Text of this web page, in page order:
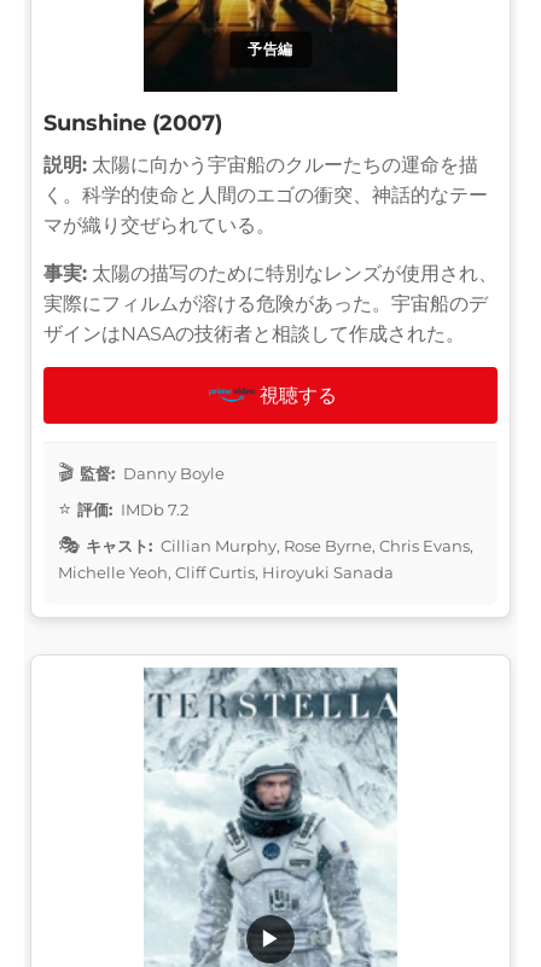
予告編
Sunshine (2007)
説明: 太陽に向かう宇宙船のクルーたちの運命を描
く。科学的使命と人間のエゴの衝突、神話的なテー
マが織り交ぜられている。
事実: 太陽の描写のために特別なレンズが使用され、
実際にフィルムが溶ける危険があった。宇宙船のデ
ザインはNASAの技術者と相談して作成された。
視聴する
監督: Danny Boyle
評価: IMDb 7.2
キャスト: Cillian Murphy, Rose Byrne, Chris Evans,
Michelle Yeoh, Cliff Curtis, Hiroyuki Sanada
▶